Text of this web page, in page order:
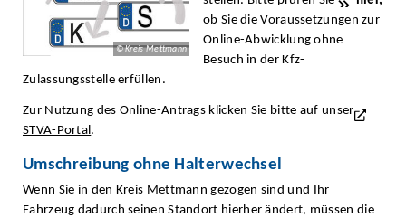
© Kreis Mettmann
ob Sie die Voraussetzungen zur
Online-Abwicklung ohne
Besuch in der Kfz-
Zulassungsstelle erfüllen.
Zur Nutzung des Online-Antrags klicken Sie bitte auf unser
STVA-Portal .
Umschreibung ohne Halterwechsel
Wenn Sie in den Kreis Mettmann gezogen sind und Ihr
Fahrzeug dadurch seinen Standort hierher ändert, müssen die